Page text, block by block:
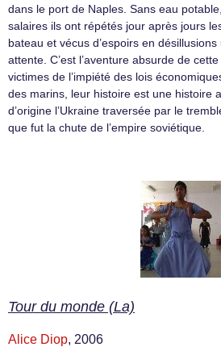
dans le port de Naples. Sans eau
salaires ils ont répétés jour après jours
bateau et vécus d’espoirs en
attente. C’est l’aventure absurde de
victimes de l’impiété des lois
des marins, leur histoire est une histoire
d’origine l’Ukraine traversée par le
que fut la chute de l’empire soviétique.
Tour du monde (La)
Alice Diop, 2006